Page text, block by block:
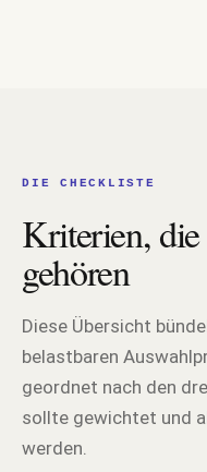
DIE CHECKLISTE
Kriterien,
gehören
Diese Übersicht
belastbaren
geordnet nach den
sollte gewichtet und
werden.